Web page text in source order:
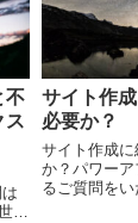
不
ス
界
サイト作
必要か？
サイト作成
か？パワー
るご質問を